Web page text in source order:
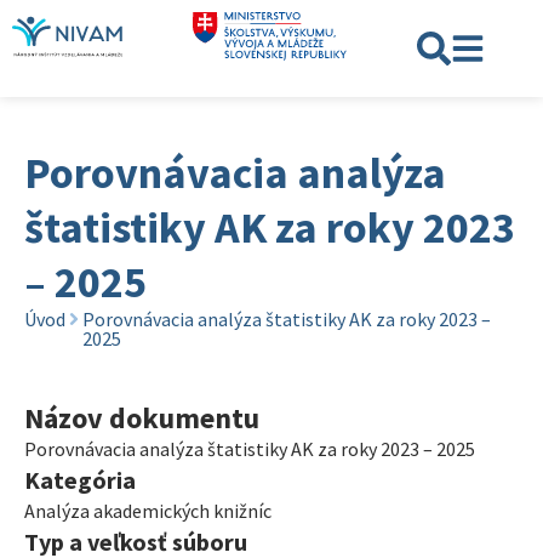
Porovnávacia analýza
štatistiky AK za roky 2023
– 2025
Úvod
Porovnávacia analýza štatistiky AK za roky 2023 –
2025
Názov dokumentu
Porovnávacia analýza štatistiky AK za roky 2023 – 2025
Kategória
Analýza akademických knižníc
Typ a veľkosť súboru